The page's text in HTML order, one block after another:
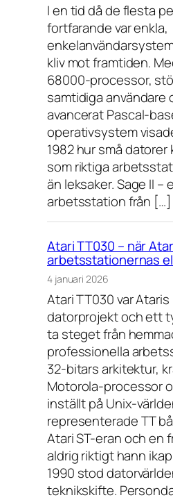
I en tid då de flesta
fortfarande var enkla,
kliv mot framtiden.
68000-processor,
samtidiga användare
avancerat Pascal-
operativsystem
1982 hur små
som riktiga
än leksaker. Sage II –
arbetsstation från […]
Atari TT030 – när
arbetsstationernas
4 januari 2026
Atari TT030 var
datorprojekt och ett
ta steget från
professionella
32-bitars arkitektur,
Motorola-processor
inställt på Unix-
representerade TT
Atari ST-eran och en
aldrig riktigt hann
1990 stod
teknikskifte.